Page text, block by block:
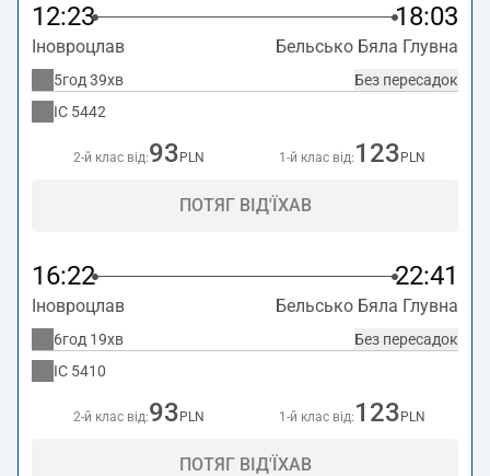
12:23 18:03
Іновроцлав Бельсько Бяла Глувна
Без пересадок
5год 39хв
IC 5442
2-й клас від:93 PLN 1-й клас від: 123 PLN
ПОТЯГ ВІД'ЇХАВ
16:22 22:41
Іновроцлав Бельсько Бяла Глувна
Без пересадок
6год 19хв
IC 5410
2-й клас від:93 PLN 1-й клас від: 123 PLN
ПОТЯГ ВІД'ЇХАВ